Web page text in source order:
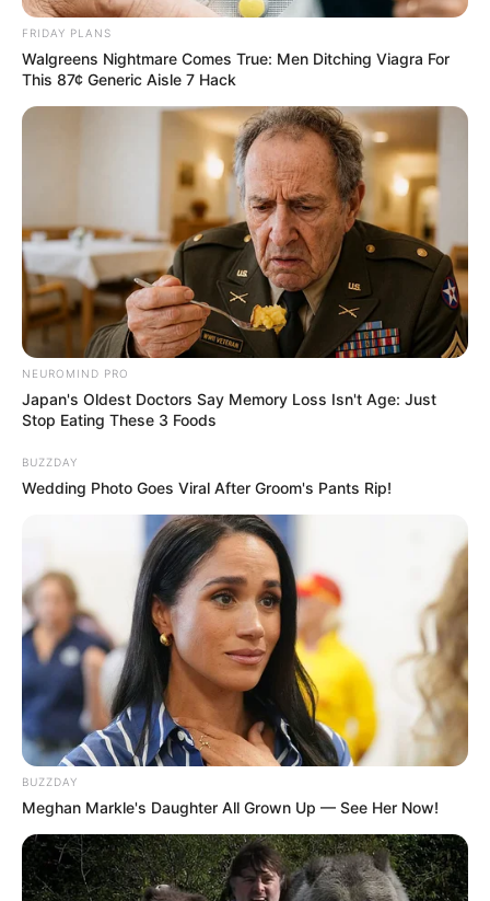
FRIDAY PLANS
Walgreens Nightmare Comes True: Men Ditching Viagra For
This 87¢ Generic Aisle 7 Hack
NEUROMIND PRO
Japan's Oldest Doctors Say Memory Loss Isn't Age: Just
Stop Eating These 3 Foods
BUZZDAY
Wedding Photo Goes Viral After Groom's Pants Rip!
BUZZDAY
Meghan Markle's Daughter All Grown Up — See Her Now!